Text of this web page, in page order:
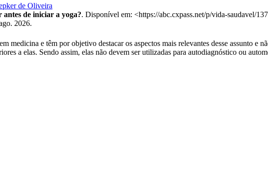
de Oliveira
antes de iniciar a yoga?. Disponível em: <https://abc.cxpass.net/p/vida-saudavel/
2026.
medicina e têm por objetivo destacar os aspectos mais relevantes desse assunto e
a elas. Sendo assim, elas não devem ser utilizadas para autodiagnóstico ou